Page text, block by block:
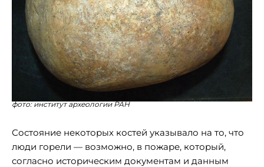
фото: институт археологии РАН
Состояние некоторых костей указывало на то, что
люди горели — возможно, в пожаре, который,
согласно историческим документам и данным